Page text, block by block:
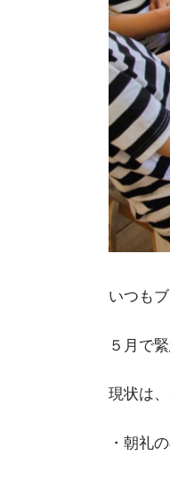
いつも
５月で
現状は
・朝礼